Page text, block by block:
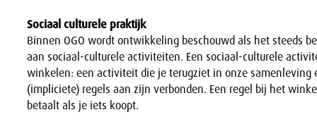
Sociaal culturele praktijk
Binnen OGO wordt ontwikkeling beschouwd als het steeds
aan sociaal-culturele activiteiten. Een sociaal-culturele
winkelen: een activiteit die je terugziet in onze samenleving
(impliciete) regels aan zijn verbonden. Een regel bij het
betaalt als je iets koopt.